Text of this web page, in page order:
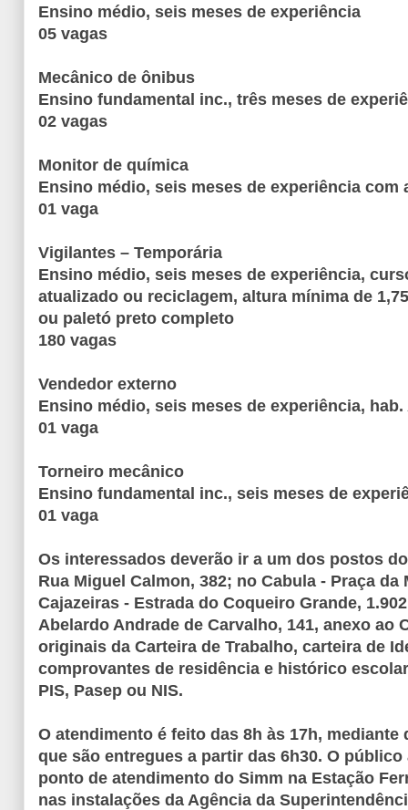
Ensino médio, seis meses de experiência
05 vagas
Mecânico de ônibus
Ensino fundamental inc., três meses de
02 vagas
Monitor de química
Ensino médio, seis meses de experiência com
01 vaga
Vigilantes – Temporária
Ensino médio, seis meses de experiência,
atualizado ou reciclagem, altura mínima de
ou paletó preto completo
180 vagas
Vendedor externo
Ensino médio, seis meses de experiência, hab.
01 vaga
Torneiro mecânico
Ensino fundamental inc., seis meses de
01 vaga
Os interessados deverão ir a um dos postos
Rua Miguel Calmon, 382; no Cabula - Praça da
Cajazeiras - Estrada do Coqueiro Grande,
Abelardo Andrade de Carvalho, 141, anexo ao
originais da Carteira de Trabalho, carteira de
comprovantes de residência e histórico
PIS, Pasep ou NIS.
O atendimento é feito das 8h às 17h,
que são entregues a partir das 6h30. O
ponto de atendimento do Simm na Estação
nas instalações da Agência da